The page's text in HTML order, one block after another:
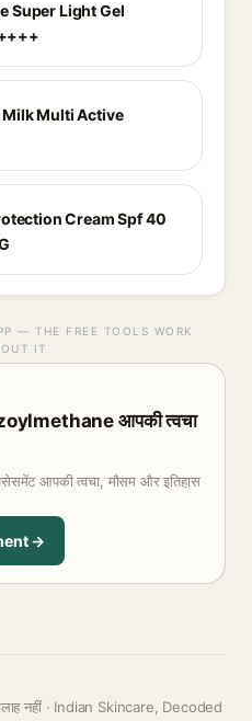
Super Light Gel
Milk Multi Active
Cream Spf 40
— THE FREE TOOLS WORK
IT
आपकी त्वचा
आपकी त्वचा, मौसम और इतिहास
→
नहीं · Indian Skincare, Decoded